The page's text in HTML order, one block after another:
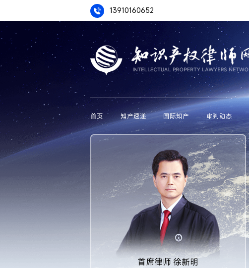
13910160652
首页 知产速递 国际知产 审判动态
首席律师 徐新明